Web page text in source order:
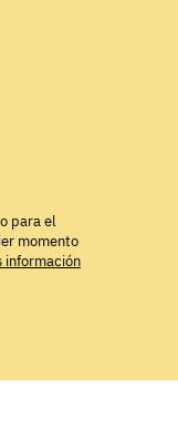
para el
momento
información